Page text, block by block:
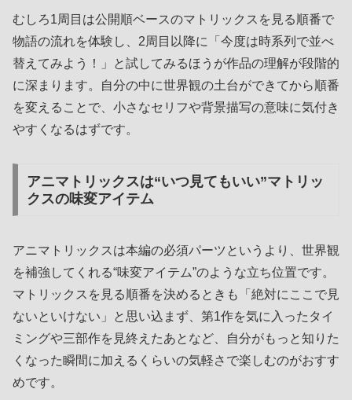
むしろ1周目は公開順ベースのマトリックスを見る順番で
物語の流れを体験し、2周目以降に「今度は時系列で並べ
替えてみよう！」と試してみるほうが作品の理解が段階的
に深まります。自分の中に世界観の土台ができてから順番
を変えることで、小さなセリフや背景描写の意味に気付き
やすくなるはずです。
アニマトリックスは“いつ見てもいい”マトリッ
クスの味変アイテム
アニマトリックスは本編の必須パーツというより、世界観
を補強してくれる“味変アイテム”のような立ち位置です。
マトリックスを見る順番を決めるときも「絶対にここで見
ないといけない」と思い込まず、第1作を気に入ったタイ
ミングや三部作を見終えたあとなど、自分がもっと知りた
くなった瞬間に加えるくらいの気軽さで楽しむのがおすす
めです。